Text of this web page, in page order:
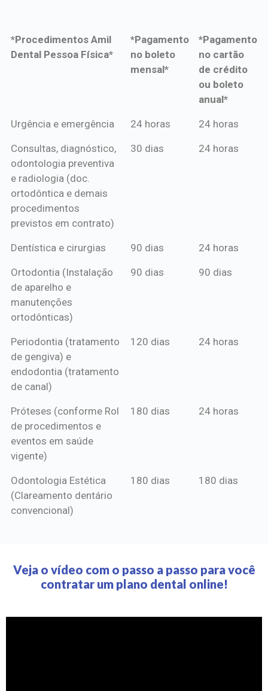
*Procedimentos Amil
Dental Pessoa Física*
*Pagamento
no boleto
mensal*
*Pagamento
no cartão
de crédito
ou boleto
anual*
*Procedimentos Amil
*Pagamento
mensal*
*Pagamento
de crédito
Urgência e emergência 24 horas 24 horas
Consultas, diagnóstico,
odontologia preventiva
e radiologia (doc.
ortodôntica e demais
procedimentos
previstos em contrato)
30 dias 24 horas
Dentística e cirurgias 90 dias 24 horas
Ortodontia (Instalação
de aparelho e
manutenções
ortodônticas)
90 dias 90 dias
Periodontia (tratamento
de gengiva) e
endodontia (tratamento
de canal)
120 dias 24 horas
Próteses (conforme Rol
de procedimentos e
eventos em saúde
vigente)
180 dias 24 horas
Odontologia Estética
(Clareamento dentário
convencional)
180 dias 180 dias
Veja o vídeo com o passo a passo para você
contratar um plano dental online!